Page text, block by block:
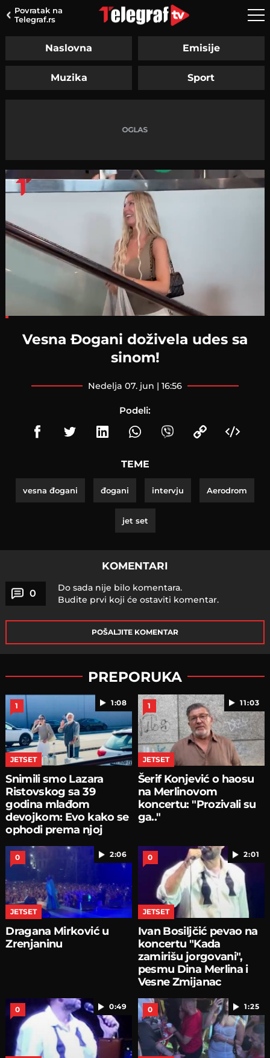
Povratak na
Telegraf.rs
Naslovna Emisije
Muzika Sport
Vesna Đogani doživela udes sa
sinom!
nedelja 07. jun | 16:56
Podeli:
TEME
vesna đogani đogani intervju Aerodrom
jet set
KOMENTARI
0
Do sada nije bilo komentara.
Budite prvi koji će ostaviti komentar.
POŠALJITE KOMENTAR
PREPORUKA
1:08
1
JETSET
Snimili smo Lazara
Ristovskog sa 39
godina mlađom
devojkom: Evo kako se
ophodi prema njoj
11:03
1
JETSET
Šerif Konjević o haosu
na Merlinovom
koncertu: "Prozivali su
ga.."
2:06
0
JETSET
Dragana Mirković u
Zrenjaninu
2:01
0
JETSET
Ivan Bosiljčić pevao na
koncertu "Kada
zamirišu jorgovani",
pesmu Dina Merlina i
Vesne Zmijanac
0:49
0 1:25
0